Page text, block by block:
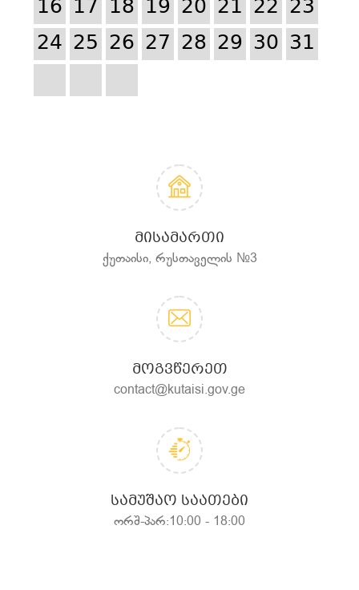
16 17 18 19 20 21 22 23
24 25 26 27 28 29 30 31
ᲛᲘᲡᲐᲛᲐᲠᲗᲘ
ქუთაისი, რუსთაველის №3
ᲛᲝᲒᲕᲬᲔᲠᲔᲗ
contact@kutaisi.gov.ge
ᲡᲐᲛᲣᲨᲐᲝ ᲡᲐᲐᲗᲔᲑᲘ
ორშ-პარ:10:00 - 18:00